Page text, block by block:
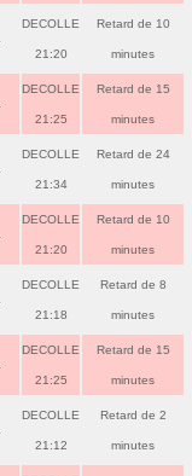
DECOLLE
21:20
Retard de 10
minutes
DECOLLE
21:25
Retard de 15
minutes
DECOLLE
21:34
Retard de 24
minutes
DECOLLE
21:20
Retard de 10
minutes
DECOLLE
21:18
Retard de 8
minutes
DECOLLE
21:25
Retard de 15
minutes
DECOLLE
21:12
Retard de 2
minutes